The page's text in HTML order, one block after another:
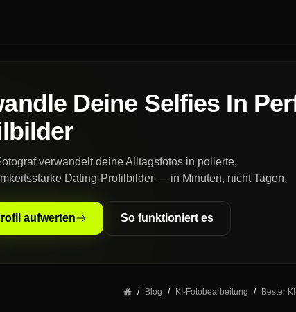
Deine Selfies In
verwandelt deine Alltagsfotos in polierte,
Dating-Profilbilder — in Minuten, nicht Tagen.
aufwerten So funktioniert es
/ Blog / KI-Fotobearbeitung / Bester